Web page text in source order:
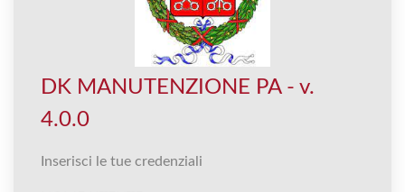
DK MANUTENZIONE PA - v.
4.0.0
Inserisci le tue credenziali